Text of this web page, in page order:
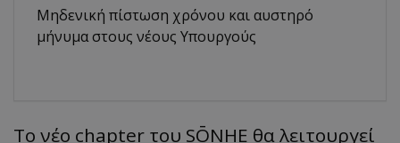
Μηδενική πίστωση χρόνου και αυστηρό
μήνυμα στους νέους Υπουργούς
Το νέο chapter του SŌNHE θα λειτουργεί